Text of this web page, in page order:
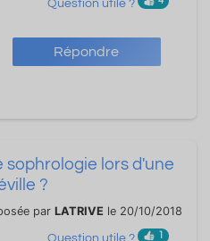
Répondre
Question utile ?
sophrologie lors d'une
?
par LATRIVE le 20/10/2018
1